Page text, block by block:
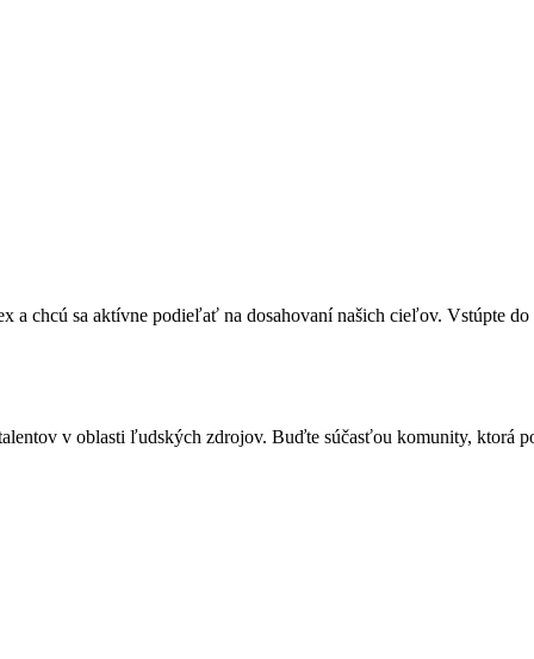
a chcú sa aktívne podieľať na dosahovaní našich cieľov. Vstúpte do
v oblasti ľudských zdrojov. Buďte súčasťou komunity, ktorá